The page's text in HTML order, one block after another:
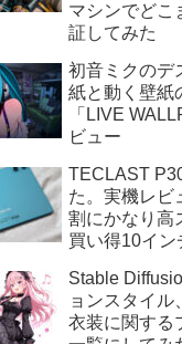
マシンでどこ
証してみた
初音ミクのデ
紙と動く壁紙
「LIVE
ビュー
TECLAST
た。実機レビ
割にかなり高
買い得10イン
Stable
ョンスタイル
衣装に関する